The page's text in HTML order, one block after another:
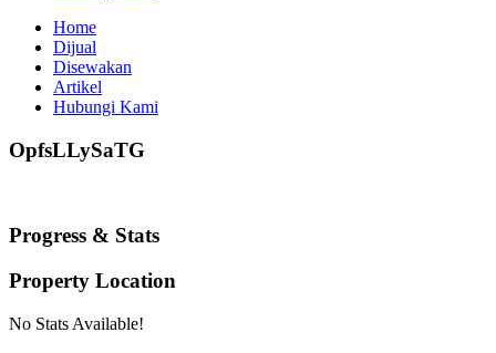
Home
Dijual
Disewakan
Artikel
Hubungi Kami
OpfsLLySaTG
Progress & Stats
Property Location
No Stats Available!